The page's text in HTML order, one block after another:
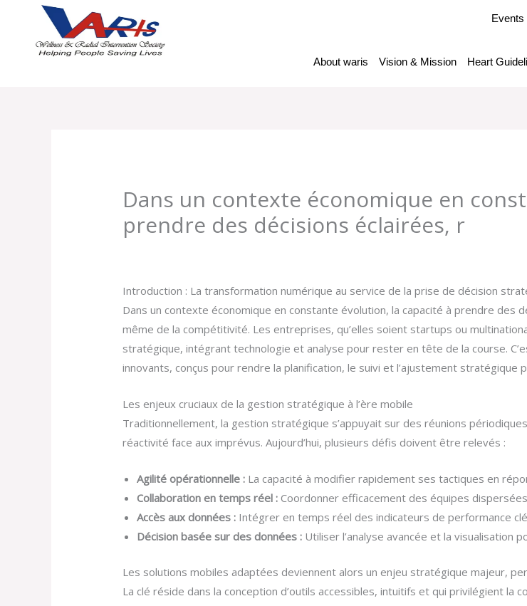
content
Events
About waris Vision & Mission Heart
Dans un contexte économique en
prendre des décisions éclairées, r
Introduction : La transformation numérique au service de la prise de décision
Dans un contexte économique en constante évolution, la capacité à prendre
même de la compétitivité. Les entreprises, qu’elles soient startups ou
stratégique, intégrant technologie et analyse pour rester en tête de la course.
innovants, conçus pour rendre la planification, le suivi et l’ajustement stratégique
Les enjeux cruciaux de la gestion stratégique à l’ère mobile
Traditionnellement, la gestion stratégique s’appuyait sur des réunions
réactivité face aux imprévus. Aujourd’hui, plusieurs défis doivent être relevés :
Agilité opérationnelle : La capacité à modifier rapidement ses tactiques en
Collaboration en temps réel : Coordonner efficacement des équipes
Accès aux données : Intégrer en temps réel des indicateurs de performance
Décision basée sur des données : Utiliser l’analyse avancée et la visualisation
Les solutions mobiles adaptées deviennent alors un enjeu stratégique majeur,
La clé réside dans la conception d’outils accessibles, intuitifs et qui privilégient la